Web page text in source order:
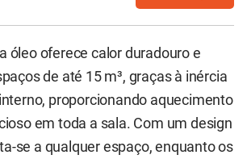
óleo oferece calor duradouro e
de até 15 m³, graças à inércia
proporcionando aquecimento
em toda a sala. Com um design
se a qualquer espaço, enquanto os